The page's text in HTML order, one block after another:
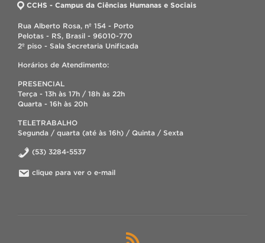
CCHS - Campus da Ciências Humanas e Sociais
Rua Alberto Rosa, nº 154 - Porto
Pelotas - RS, Brasil - 96010-770
2º piso - Sala Secretaria Unificada
Horários de Atendimento:
PRESENCIAL
Terça - 13h às 17h / 18h às 22h
Quarta - 16h às 20h
TELETRABALHO
Segunda / quarta (até às 16h) / Quinta / Sexta
(53) 3284-5537
clique para ver o e-mail